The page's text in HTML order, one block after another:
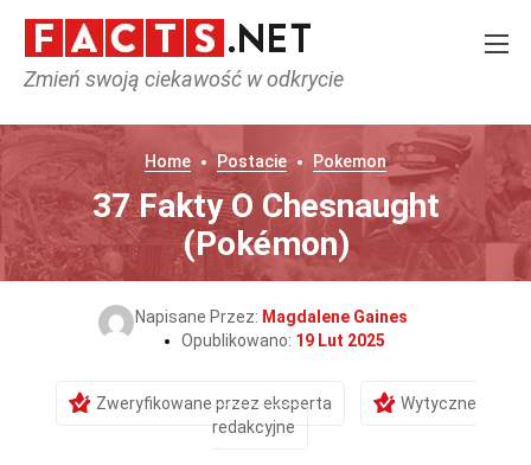
Zmień swoją ciekawość w odkrycie
Home Postacie Pokemon
37 Fakty O Chesnaught
(Pokémon)
Napisane Przez: Magdalene Gaines
Opublikowano: 19 Lut 2025
Zweryfikowane przez eksperta
Wytyczne
redakcyjne